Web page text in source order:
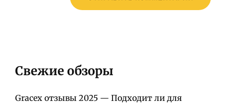
Свежие обзоры
Gracex отзывы 2025 — Подходит ли для